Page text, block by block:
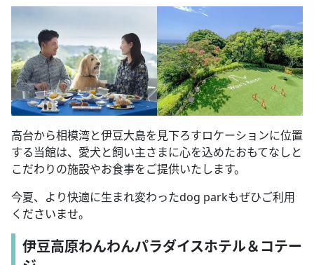
高台から相模湾と伊豆大島を見下ろすロケーションに位置
する当館は、愛犬と飼い主さまに心を込めたおもてなしと
こだわりの施設やお食事をご提供いたします。
今夏、より快適に生まれ変わったdog parkもぜひご利用
くださいませ。
伊豆高原わんわんパラダイスホテル＆コテー